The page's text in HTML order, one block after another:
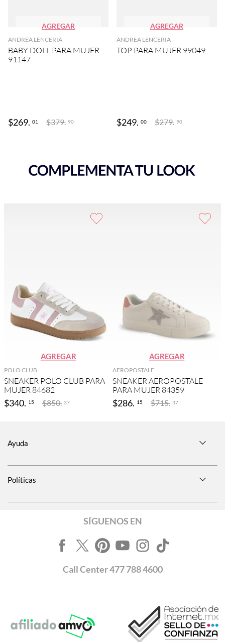
AGREGAR
ANDREA LENCERIA
BABY DOLL PARA MUJER
91147
$269. 01 $379. 90
AGREGAR
ANDREA LENCERIA
TOP PARA MUJER 99049
$249. 00 $279. 90
AGREGAR
POLO CLUB
SNEAKER POLO CLUB PARA
MUJER 84682
$340. 15 $850. 37
AGREGAR
AEROPOSTALE
SNEAKER AEROPOSTALE
PARA MUJER 84359
$286. 15 $715. 37
Ayuda
Políticas
SÍGUENOS EN
CallCenter477 788 4600